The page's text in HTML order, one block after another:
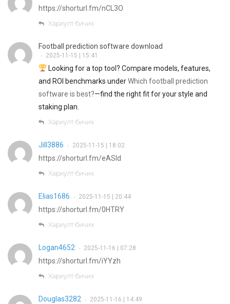
https://shorturl.fm/nCL3O
Хариулт бичих
Football prediction software download
• 2025-11-15 | 15:41
Looking for a top tool? Compare models, features,
and ROI benchmarks underWhich football prediction
software is best?—find the right fit for your style and
staking plan.
Хариулт бичих
Jill3886 • 2025-11-15 | 18:02
https://shorturl.fm/eASld
Хариулт бичих
Elias1686 • 2025-11-15 | 20:44
https://shorturl.fm/0HTRY
Хариулт бичих
Logan4652 • 2025-11-16 | 07:28
https://shorturl.fm/iYYzh
Хариулт бичих
Douglas3282 • 2025-11-16 | 14:49